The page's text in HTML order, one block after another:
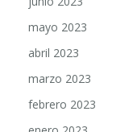
mayo 2023
abril 2023
marzo 2023
febrero 2023
enero 2023